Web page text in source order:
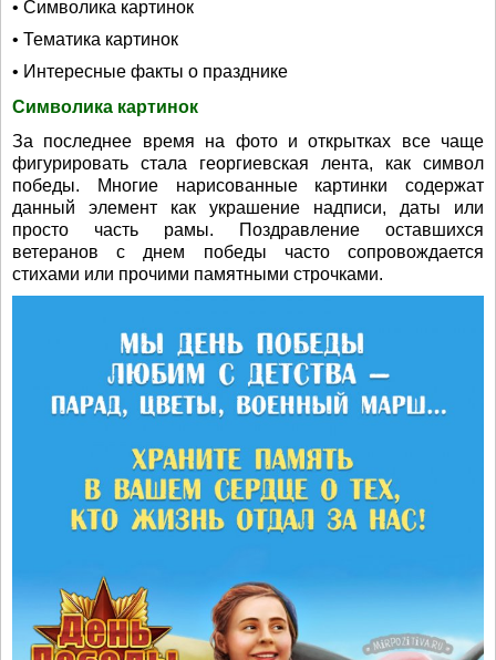
• Символика картинок
• Тематика картинок
• Интересные факты о празднике
Символика картинок
За последнее время на фото и открытках все чаще
фигурировать стала георгиевская лента, как символ
победы. Многие нарисованные картинки содержат
данный элемент как украшение надписи, даты или
просто часть рамы. Поздравление оставшихся
ветеранов с днем победы часто сопровождается
стихами или прочими памятными строчками.